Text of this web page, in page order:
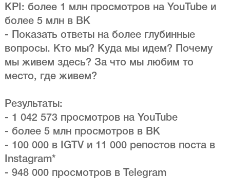
KPI: более 1 млн просмотров на YouTube и
более 5 млн в ВК
- Показать ответы на более глубинные
вопросы. Кто мы? Куда мы идем? Почему
мы живем здесь? За что мы любим то
место, где живем?
Результаты:
- 1 042 573 просмотров на YouTube
- более 5 млн просмотров в ВК
- 100 000 в IGTV и 11 000 репостов поста в
Instagram*
- 948 000 просмотров в Telegram